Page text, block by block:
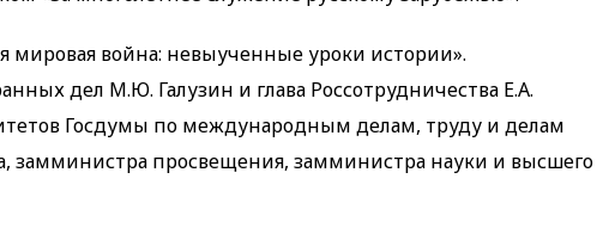
мировая война: невыученные уроки истории».
дел М.Ю. Галузин и глава Россотрудничества Е.А.
Госдумы по международным делам, труду и делам
замминистра просвещения, замминистра науки и высшего